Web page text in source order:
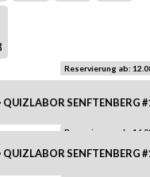
Reservierung ab:
QUIZLABOR SENFTENBERG
Reservierung ab:
QUIZLABOR SENFTENBERG